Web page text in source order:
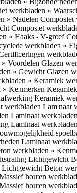
»
werkbladen »
» Nadelen Composiet
Composiet
» Haaks - V-groef
werkbladen »
Voordelen Glazen
» Gewicht Glazen
» Keramiek
» Kenmerken
Keramiek
werkbladen Laminaat
Laminaat
Laminaat werkbladen
Laminaat
werkbladen »
Lichtgewicht
Lichtgewicht Beton
houten
Massief houten